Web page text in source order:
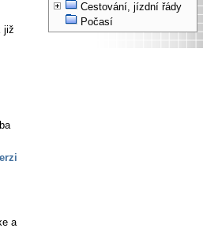
Cestování, jízdní řády
Počasí
již
a